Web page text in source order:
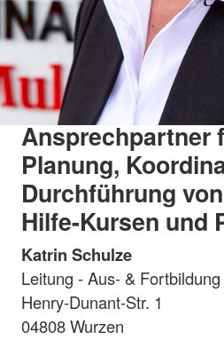
Ansprechpartner
Planung,
Durchführung
Hilfe-Kursen und
Katrin Schulze
Leitung - Aus- & Fortbildung
Henry-Dunant-Str. 1
04808 Wurzen